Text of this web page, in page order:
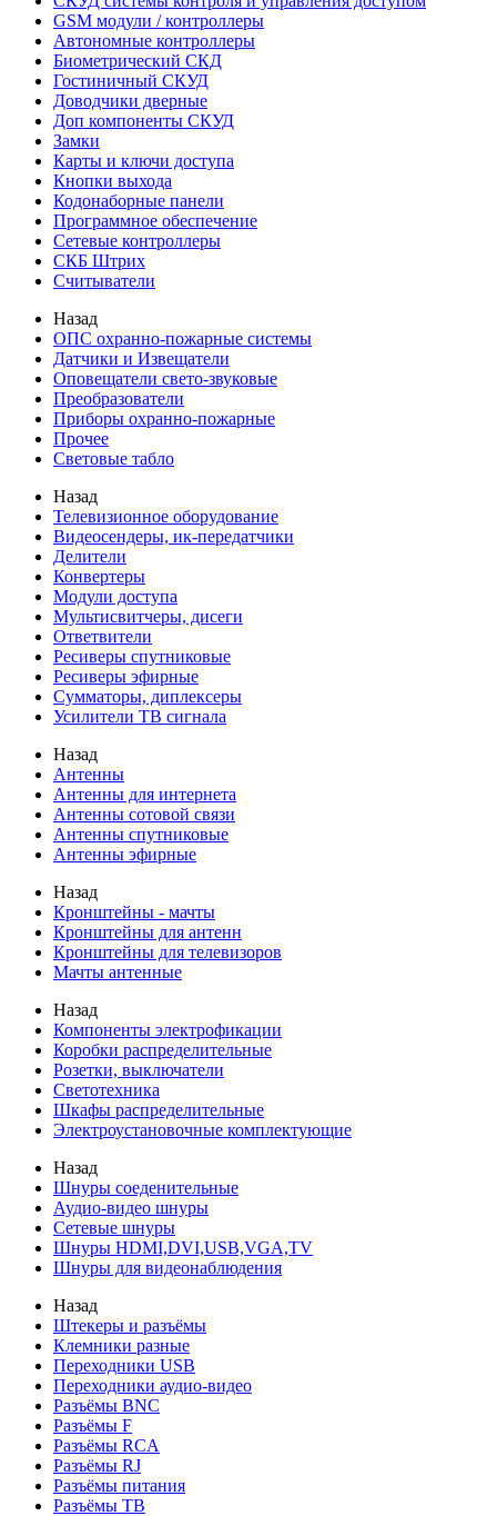
GSM модули / контроллеры
Автономные контроллеры
Биометрический СКД
Гостиничный СКУД
Доводчики дверные
Доп компоненты СКУД
Замки
Карты и ключи доступа
Кнопки выхода
Кодонаборные панели
Программное обеспечение
Сетевые контроллеры
СКБ Штрих
Считыватели
Назад
ОПС охранно-пожарные системы
Датчики и Извещатели
Оповещатели свето-звуковые
Преобразователи
Приборы охранно-пожарные
Прочее
Световые табло
Назад
Телевизионное оборудование
Видеосендеры, ик-передатчики
Делители
Конвертеры
Модули доступа
Мультисвитчеры, дисеги
Ответвители
Ресиверы спутниковые
Ресиверы эфирные
Сумматоры, диплексеры
Усилители ТВ сигнала
Назад
Антенны
Антенны для интернета
Антенны сотовой связи
Антенны спутниковые
Антенны эфирные
Назад
Кронштейны - мачты
Кронштейны для антенн
Кронштейны для телевизоров
Мачты антенные
Назад
Компоненты электрофикации
Коробки распределительные
Розетки, выключатели
Светотехника
Шкафы распределительные
Электроустановочные комплектующие
Назад
Шнуры соеденительные
Аудио-видео шнуры
Сетевые шнуры
Шнуры HDMI,DVI,USB,VGA,TV
Шнуры для видеонаблюдения
Назад
Штекеры и разъёмы
Клемники разные
Переходники USB
Переходники аудио-видео
Разъёмы BNC
Разъёмы F
Разъёмы RCA
Разъёмы RJ
Разъёмы питания
Разъёмы ТВ